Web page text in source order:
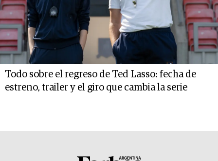
Todo sobre el regreso de Ted Lasso: fecha de
estreno, trailer y el giro que cambia la serie